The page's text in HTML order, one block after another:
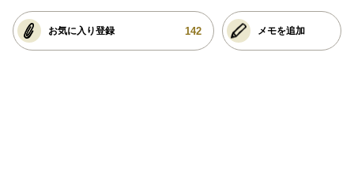
お気に入り登録 142 メモを追加